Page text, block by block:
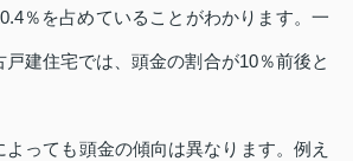
％を占めていることがわかります。一
建住宅では、頭金の割合が10％前後と
よっても頭金の傾向は異なります。例え